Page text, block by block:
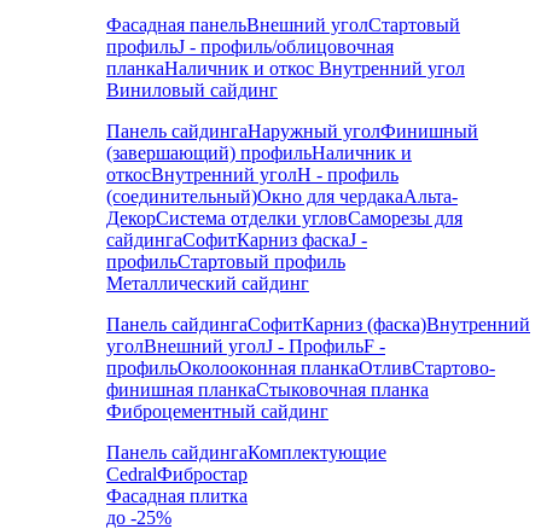
Фасадная панельВнешний уголСтартовый
профильJ - профиль/облицовочная
планкаНаличник и откос Внутренний угол
Виниловый сайдинг
Панель сайдингаНаружный уголФинишный
(завершающий) профильНаличник и
откосВнутренний уголH - профиль
(соединительный)Окно для чердакаАльта-
ДекорСистема отделки угловСаморезы для
сайдингаСофитКарниз фаскаJ -
профильСтартовый профиль
Металлический сайдинг
Панель сайдингаСофитКарниз (фаска)Внутренний
уголВнешний уголJ - ПрофильF -
профильОколооконная планкаОтливСтартово-
финишная планкаСтыковочная планка
Фиброцементный сайдинг
Панель сайдингаКомплектующие
CedralФибростар
Фасадная плитка
до -25%